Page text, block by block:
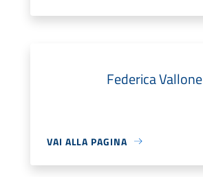
Federica Vallone
VAI ALLA PAGINA